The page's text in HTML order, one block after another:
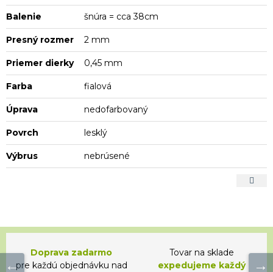
Balenie šnúra = cca 38cm
Presný rozmer 2 mm
Priemer dierky 0,45 mm
Farba fialová
Úprava nedofarbovaný
Povrch lesklý
Výbrus nebrúsené
Doprava zadarmo
pre každú objednávku nad
Tovar na sklade
expedujeme každý